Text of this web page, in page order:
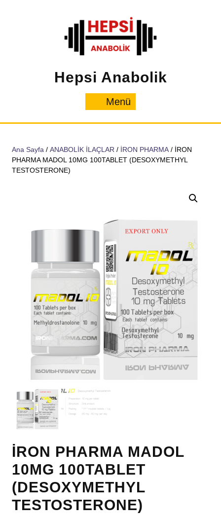
Hepsi Anabolik
Menü
Ana Sayfa / ANABOLİK İLAÇLAR / İRON PHARMA / İRON
PHARMA MADOL 10MG 100TABLET (DESOXYMETHYL
TESTOSTERONE)
İRON PHARMA MADOL
10MG 100TABLET
(DESOXYMETHYL
TESTOSTERONE)